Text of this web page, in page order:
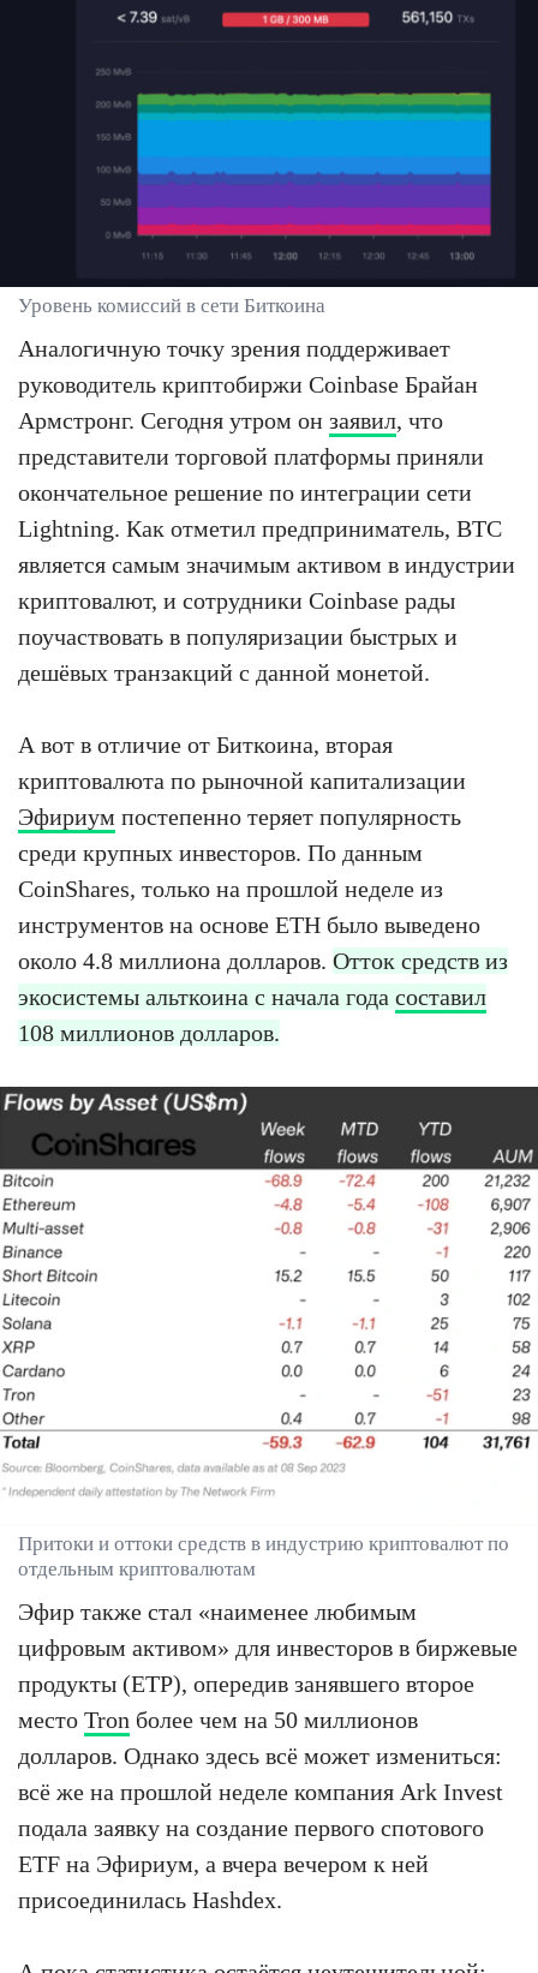
Уровень комиссий в сети Биткоина
Аналогичную точку зрения поддерживает
руководитель криптобиржи Coinbase Брайан
Армстронг. Сегодня утром он заявил, что
представители торговой платформы приняли
окончательное решение по интеграции сети
Lightning. Как отметил предприниматель, BTC
является самым значимым активом в индустрии
криптовалют, и сотрудники Coinbase рады
поучаствовать в популяризации быстрых и
дешёвых транзакций с данной монетой.
А вот в отличие от Биткоина, вторая
криптовалюта по рыночной капитализации
Эфириум постепенно теряет популярность
среди крупных инвесторов. По данным
CoinShares, только на прошлой неделе из
инструментов на основе ETH было выведено
около 4.8 миллиона долларов. Отток средств из
экосистемы альткоина с начала года составил
108 миллионов долларов.
Притоки и оттоки средств в индустрию криптовалют по
отдельным криптовалютам
Эфир также стал «наименее любимым
цифровым активом» для инвесторов в биржевые
продукты (ETP), опередив занявшего второе
место Tron более чем на 50 миллионов
долларов. Однако здесь всё может измениться:
всё же на прошлой неделе компания Ark Invest
подала заявку на создание первого спотового
ETF на Эфириум, а вчера вечером к ней
присоединилась Hashdex.